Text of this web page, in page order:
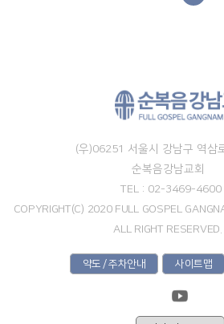
(우)06251 서울시 강남구 역삼
순복음강남교회
TEL : 02-3469-4600
COPYRIGHT(C) 2020 FULL GOSPEL
ALL RIGHT RESERVED.
약도 / 주차안내 사이트맵